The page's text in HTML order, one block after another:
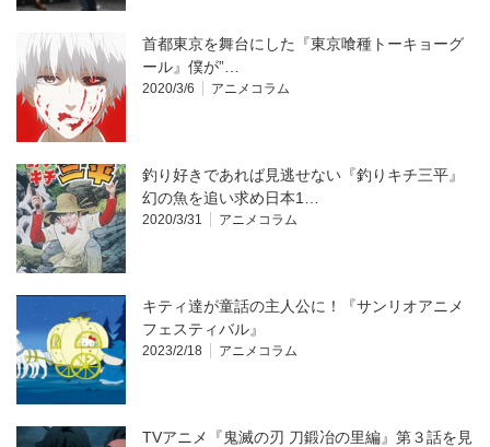
首都東京を舞台にした『東京喰種トーキョーグ
ール』僕が”…
2020/3/6 アニメコラム
釣り好きであれば見逃せない『釣りキチ三平』
幻の魚を追い求め日本1…
2020/3/31 アニメコラム
キティ達が童話の主人公に！『サンリオアニメ
フェスティバル』
2023/2/18 アニメコラム
TVアニメ『鬼滅の刃 刀鍛冶の里編』第３話を見